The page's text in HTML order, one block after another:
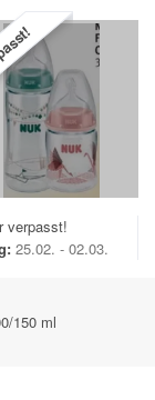
verpasst!
25.02. - 02.03.
150 ml